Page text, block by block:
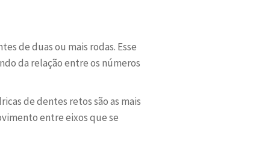
de duas ou mais rodas. Esse
da relação entre os números
de dentes retos são as mais
entre eixos que se